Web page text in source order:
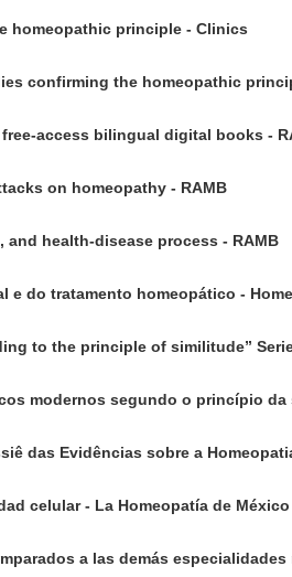
homeopathic principle - Clinics
confirming the homeopathic
access bilingual digital books -
on homeopathy - RAMB
health-disease process - RAMB
e do tratamento homeopático -
to the principle of similitude”
modernos segundo o princípio
das Evidências sobre a
celular - La Homeopatía de México
a las demás especialidades